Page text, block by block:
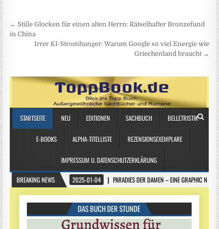
Beitragsnavigation
← Stille Glocken für einen alten Herrn: Rätselhafter Bronzefund
in China
Irrer KI-Stromhunger: Warum Google so viel Energie wie
Griechenland braucht →